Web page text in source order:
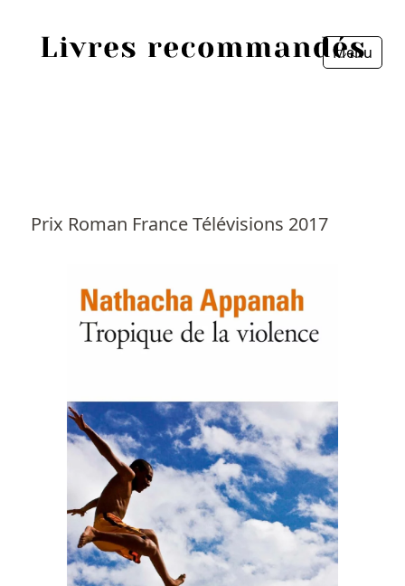
Menu
Prix Roman France Télévisions 2017
Livres les plus recommandés
Prix littéraires
Fermer